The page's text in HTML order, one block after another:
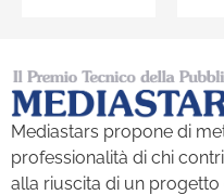
Mediastars propone di
professionalità di chi
alla riuscita di un